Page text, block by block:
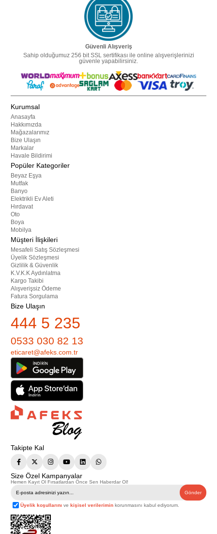
Güvenli Alışveriş
Sahip olduğumuz 256 bit SSL sertifikası ile online alışverişlerinizi
güvenle yapabilirsiniz.
Kurumsal
Anasayfa
Hakkımızda
Mağazalarımız
Bize Ulaşın
Markalar
Havale Bildirimi
Popüler Kategoriler
Beyaz Eşya
Mutfak
Banyo
Elektrikli Ev Aleti
Hırdavat
Oto
Boya
Mobilya
Müşteri İlişkileri
Mesafeli Satış Sözleşmesi
Üyelik Sözleşmesi
Gizlilik & Güvenlik
K.V.K.K Aydınlatma
Kargo Takibi
Alışverişsiz Ödeme
Fatura Sorgulama
Bize Ulaşın
444 5 235
0533 030 82 13
eticaret@afeks.com.tr
Takipte Kal
Size Özel Kampanyalar
Hemen Kayıt Ol Fırsatlardan Önce Sen Haberdar Ol!
Gönder
Üyelik koşullarını vekişisel verilerimin korunmasını kabul ediyorum.